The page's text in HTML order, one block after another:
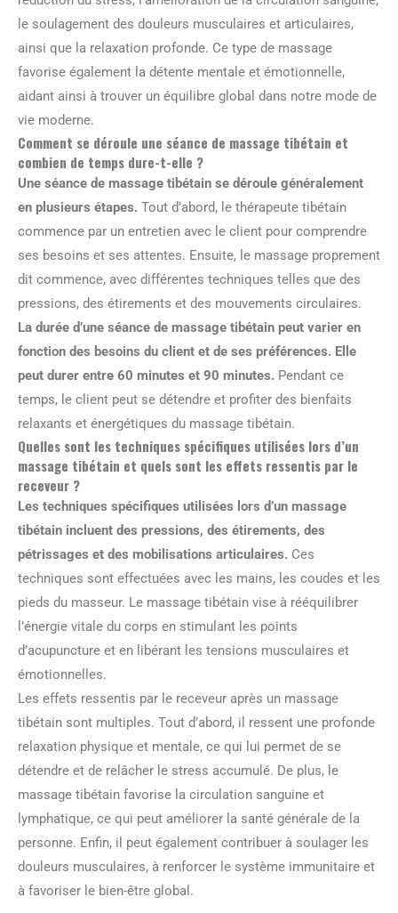
le soulagement des douleurs musculaires et articulaires,
ainsi que la relaxation profonde. Ce type de massage
favorise également la détente mentale et émotionnelle,
aidant ainsi à trouver un équilibre global dans notre mode de
vie moderne.
Comment se déroule une séance de massage tibétain et
combien de temps dure-t-elle ?
Une séance de massage tibétain se déroule généralement
en plusieurs étapes. Tout d’abord, le thérapeute tibétain
commence par un entretien avec le client pour comprendre
ses besoins et ses attentes. Ensuite, le massage proprement
dit commence, avec différentes techniques telles que des
pressions, des étirements et des mouvements circulaires.
La durée d’une séance de massage tibétain peut varier en
fonction des besoins du client et de ses préférences. Elle
peut durer entre 60 minutes et 90 minutes. Pendant ce
temps, le client peut se détendre et profiter des bienfaits
relaxants et énergétiques du massage tibétain.
Quelles sont les techniques spécifiques utilisées lors d’un
massage tibétain et quels sont les effets ressentis par le
receveur ?
Les techniques spécifiques utilisées lors d’un massage
tibétain incluent des pressions, des étirements, des
pétrissages et des mobilisations articulaires. Ces
techniques sont effectuées avec les mains, les coudes et les
pieds du masseur. Le massage tibétain vise à rééquilibrer
l’énergie vitale du corps en stimulant les points
d’acupuncture et en libérant les tensions musculaires et
émotionnelles.
Les effets ressentis par le receveur après un massage
tibétain sont multiples. Tout d’abord, il ressent une profonde
relaxation physique et mentale, ce qui lui permet de se
détendre et de relâcher le stress accumulé. De plus, le
massage tibétain favorise la circulation sanguine et
lymphatique, ce qui peut améliorer la santé générale de la
personne. Enfin, il peut également contribuer à soulager les
douleurs musculaires, à renforcer le système immunitaire et
à favoriser le bien-être global.